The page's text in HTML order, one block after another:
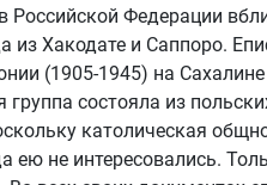
Российской Федерации
Хакодате и Саппоро.
(1905-1945) на
состояла из
католическая
ею не интересовались.